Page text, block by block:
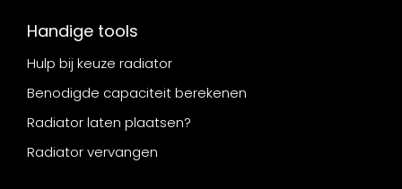
Handige tools
Hulp bij keuze radiator
Benodigde capaciteit berekenen
Radiator laten plaatsen?
Radiator vervangen